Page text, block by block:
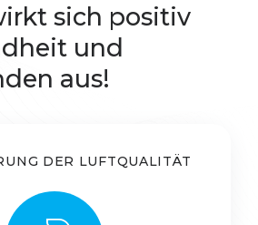
sich positiv
und
aus!
DER LUFTQUALITÄT